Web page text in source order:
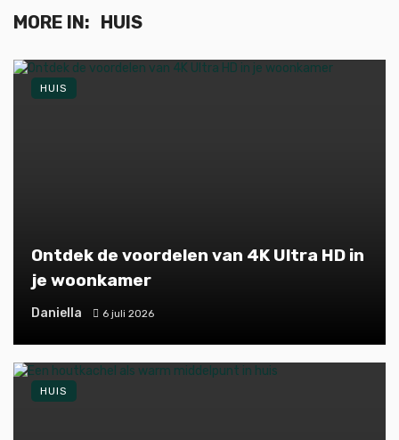
MORE IN: HUIS
Ontdek de voordelen van 4K Ultra HD in
je woonkamer
Daniella 6 juli 2026
HUIS
HUIS